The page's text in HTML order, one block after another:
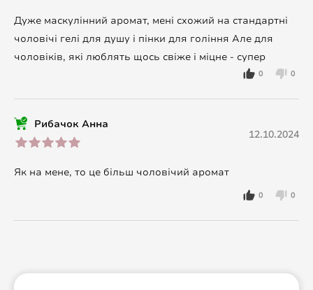
Дуже маскулінний аромат, мені схожий на стандартні
чоловічі гелі для душу і пінки для гоління Але для
чоловіків, які люблять щось свіже і міцне - супер
0 0
Рибачок Анна
12.10.2024
Як на мене, то це більш чоловічий аромат
0 0